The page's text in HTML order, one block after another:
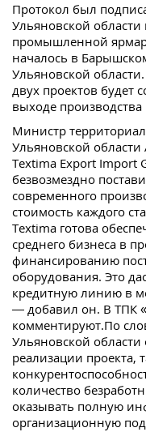
Протокол был
Ульяновской
промышленной
началось в
Ульяновской
двух проектов будет
выходе
Министр
Ульяновской
Textima Export Import
безвозмездно
современного
стоимость каждого
Textima готова
среднего бизнеса в
финансированию
оборудования. Это
кредитную линию в
— добавил он. В ТПК
комментируют.По
Ульяновской
реализации проекта,
количество
оказывать полную
организационную